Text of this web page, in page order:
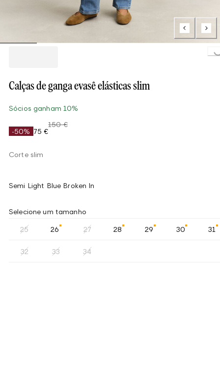
Loading...
Calças de ganga evasê elásticas slim
Sócios ganham 10%
-50% 75 €
150 €
Corte slim
Semi Light Blue Broken In
Selecione um tamanho
25 26 27 28 29 30 31
32 33 34